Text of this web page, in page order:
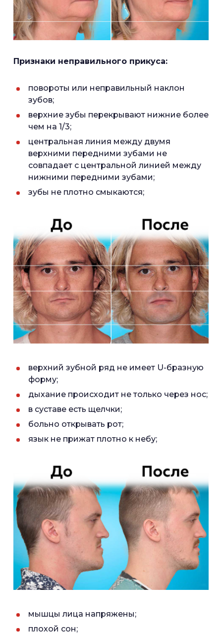
Признаки неправильного прикуса:
повороты или неправильный наклон
зубов;
верхние зубы перекрывают нижние более
чем на 1/3;
центральная линия между двумя
верхними передними зубами не
совпадает с центральной линией между
нижними передними зубами;
зубы не плотно смыкаются;
верхний зубной ряд не имеет U-бразную
форму;
дыхание происходит не только через нос;
в суставе есть щелчки;
больно открывать рот;
язык не прижат плотно к небу;
мышцы лица напряжены;
плохой сон;